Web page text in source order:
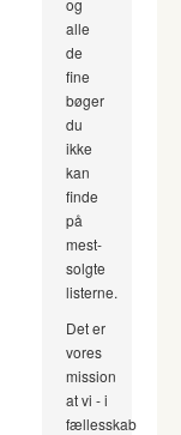
og
alle
de
fine
bøger
du
ikke
kan
finde
på
mest-
solgte
listerne.
Det er
vores
mission
at vi - i
fællesskab